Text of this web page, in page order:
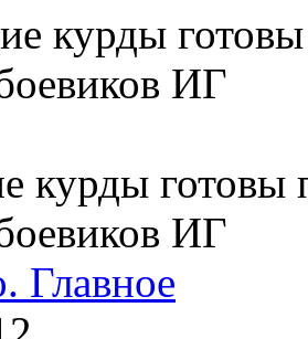
курды готовы
ИГ
Главное